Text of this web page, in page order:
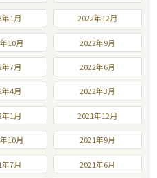
1月 2022年12月
10月 2022年9月
7月 2022年6月
4月 2022年3月
1月 2021年12月
10月 2021年9月
7月 2021年6月